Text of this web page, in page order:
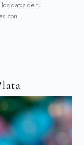
datos de tu
con…